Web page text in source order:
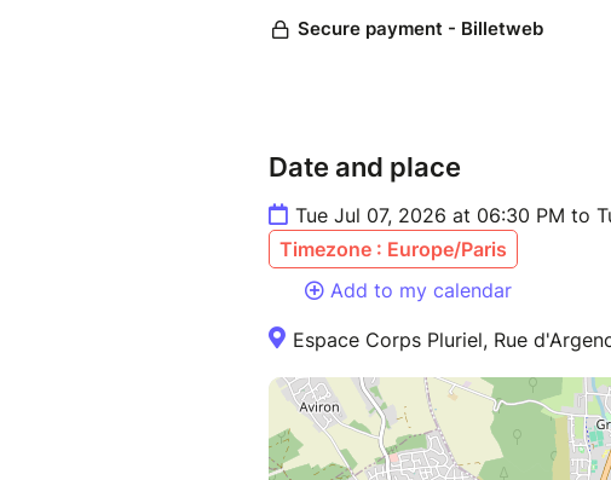
Date and place
Tue Jul 07, 2026 at 06:30 PM to
Timezone : Europe/Paris
Add to my calendar
Espace Corps Pluriel, Rue